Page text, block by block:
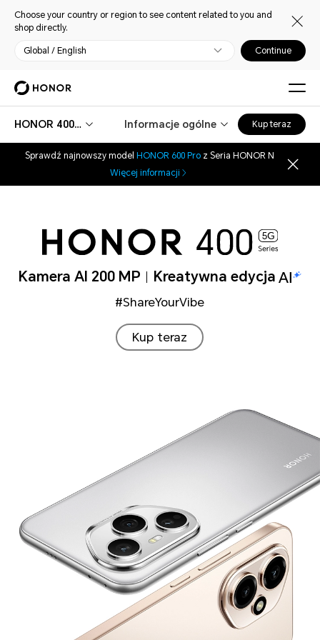
Choose your country or region to see content related to you and
shop directly.
Global / English Continue
HONOR 400 Pro Informacje ogólne Kup teraz
Sprawdź najnowszy model HONOR 600 Proz Seria HONOR N
Więcej informacji
Kamera AI 200 MP Kreatywna edycja
#ShareYourVibe
Kup teraz